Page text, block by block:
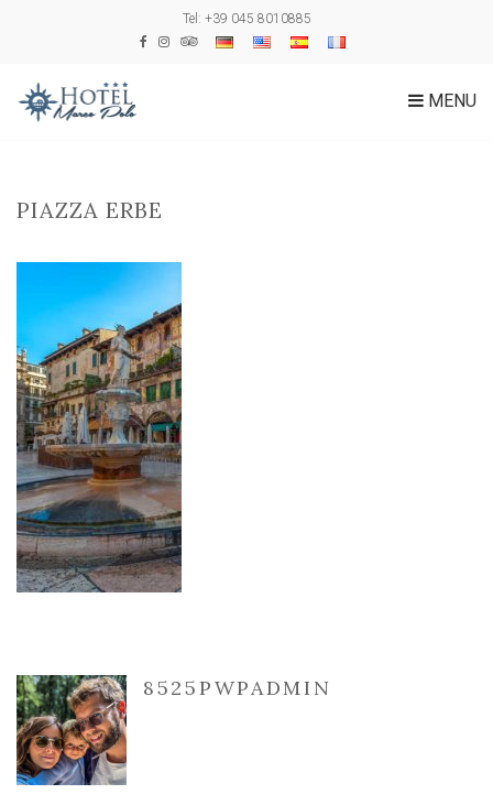
Tel: +39 045 8010885
MENU
PIAZZA ERBE
8525PWPADMIN